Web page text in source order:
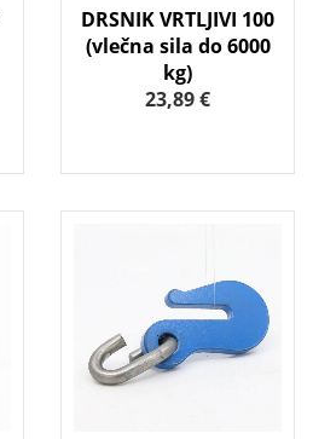
DRSNIK VRTLJIVI 100
(vlečna sila do 6000
kg)
23,89 €